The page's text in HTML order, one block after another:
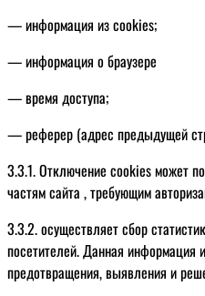
— информация из cookies;
— информация о браузере
— время доступа;
— реферер (адрес предыдущей
3.3.1. Отключение cookies может
частям сайта , требующим
3.3.2. осуществляет сбор
посетителей. Данная информация
предотвращения, выявления и